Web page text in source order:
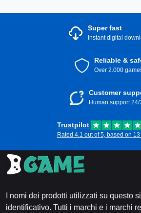
Super fast
Instant digital
Reliable &
Over 2.000
Customer
Human support 24/
Trustpilot
Rated 4.1 out of 5, based on
I nomi dei prodotti utilizzati su questo
identificativo. Tutti i marchi e i marchi